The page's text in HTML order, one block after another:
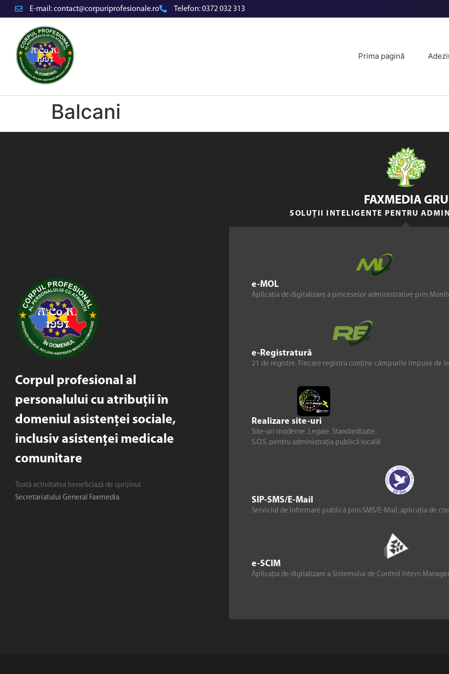
E-mail:contact@corpuriprofesionale.ro Telefon:0372 032 313
Prima pagină
Balcani
Corpul profesional al
personalului cu atribuții în
domeniul asistenței sociale,
inclusiv asistenței medicale
comunitare
Toată activitatea beneficiază de sprijinul
Secretariatului General Faxmedia.
e-MOL
Aplicația de digitalizare a proceselor administrative prin
e-Registratură
21 de registre. Fiecare registru conține câmpurile impuse de
Realizare site-uri
Site-uri moderne. Legale. Standardizate.
S.O.S. pentru administrația publică locală!
SIP-SMS/E-Mail
Serviciul de Informare publică prin SMS/E-Mail, aplicația de
e-SCIM
Aplicația de digitalizare a Sistemului de Control Intern
FAXMEDIA
SOLUȚII INTELIGENTE PENTRU